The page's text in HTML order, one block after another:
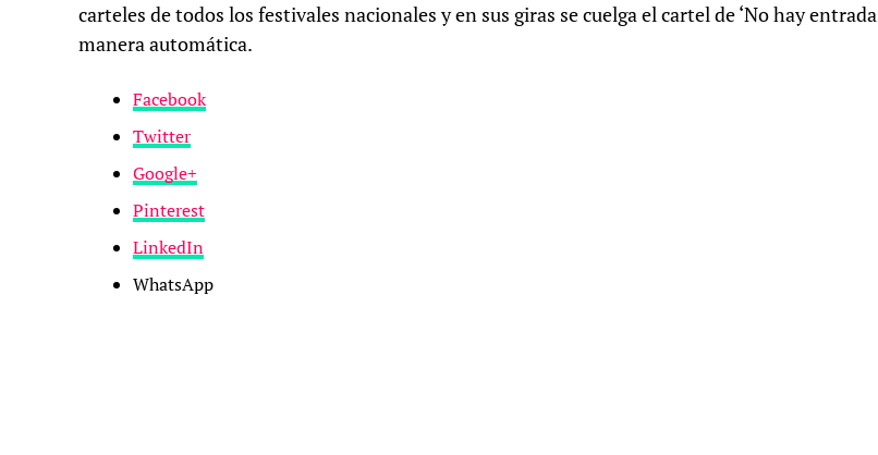
carteles de todos los festivales nacionales y en sus giras se cuelga el cartel de ‘No hay
manera automática.
Facebook
Twitter
Google+
Pinterest
LinkedIn
WhatsApp